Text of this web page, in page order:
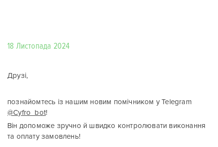
18 Листопада 2024
Друзі,
познайомтесь із нашим новим помічником у Telegram
@Cyfro_bot!
Він допоможе зручно й швидко контролювати виконання
та оплату замовлень!